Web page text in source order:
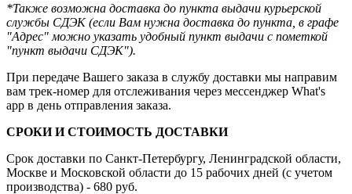
*Также возможна доставка до пункта выдачи курьерской
службы СДЭК (если Вам нужна доставка до пункта, в графе
"Адрес" можно указать удобный пункт выдачи с пометкой
"пункт выдачи СДЭК").
При передаче Вашего заказа в службу доставки мы направим
вам трек-номер для отслеживания через мессенджер What's
app в день отправления заказа.
СРОКИ И СТОИМОСТЬ ДОСТАВКИ
Срок доставки по Санкт-Петербургу, Ленинградской области,
Москве и Московской области до 15 рабочих дней (с учетом
производства) - 680 руб.